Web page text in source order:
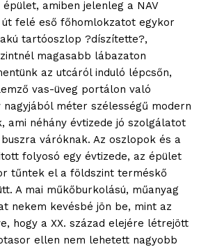
amiben jelenleg a NAV
út felé eső főhomlokzatot egykor
tartóoszlop ?díszítette?,
magasabb lábazaton
az utcáról induló lépcsőn,
vas-üveg portálon való
méter szélességű modern
ami néhány évtizede jó szolgálatot
váróknak. Az oszlopok és a
folyosó egy évtizede, az épület
tűntek el a földszint terméskő
A mai műkőburkolású, műanyag
nekem kevésbé jön be, mint az
hogy a XX. század elejére létrejött
ellen nem lehetett nagyobb